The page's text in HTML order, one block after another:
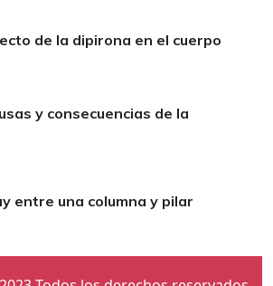
de la dipirona en el cuerpo
y consecuencias de la
entre una columna y pilar